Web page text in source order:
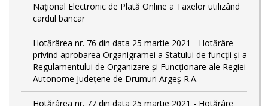
Naţional Electronic de Plată Online a Taxelor utilizând
cardul bancar
Hotărârea nr. 76 din data 25 martie 2021 - Hotărâre
privind aprobarea Organigramei a Statului de funcţii și a
Regulamentului de Organizare și Funcționare ale Regiei
Autonome Județene de Drumuri Argeş R.A.
Hotărârea nr. 77 din data 25 martie 2021 - Hotărâre